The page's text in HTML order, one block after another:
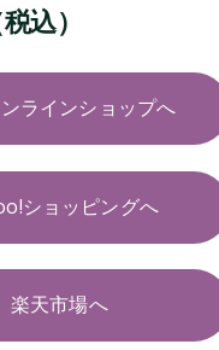
税込）
ラインショップへ
ショッピングへ
楽天市場へ